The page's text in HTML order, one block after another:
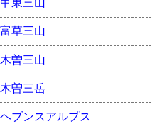
甲東三山
富草三山
木曽三山
木曽三岳
ヘブンスアルプス